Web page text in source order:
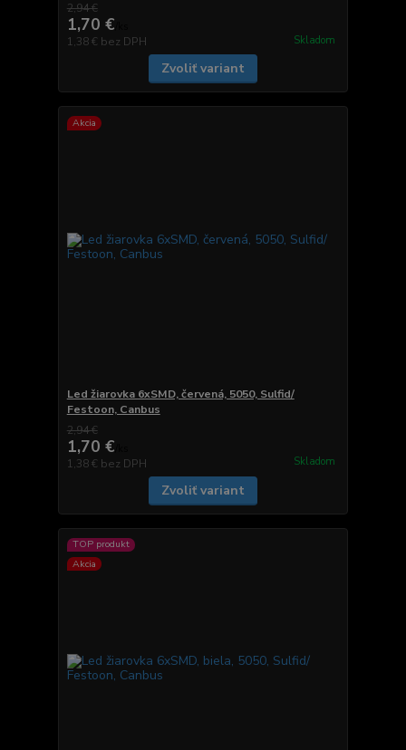
2,94 €
1,70 €
1,38 € bez DPH Skladom
Zvoliť variant
Akcia
Led žiarovka 6xSMD, červená, 5050, Sulfid/
Festoon, Canbus
2,94 €
1,70 €
1,38 € bez DPH Skladom
Zvoliť variant
TOP produkt
Akcia